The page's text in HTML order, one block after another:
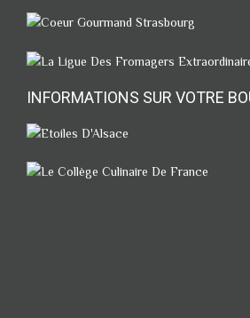
INFORMATIONS SUR VOTRE